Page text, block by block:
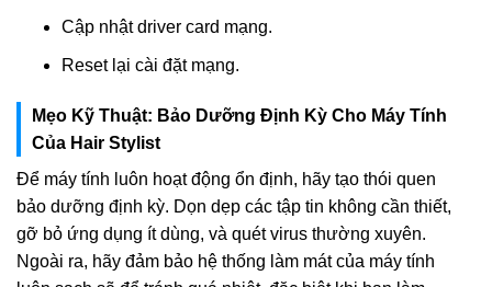
Cập nhật driver card mạng.
Reset lại cài đặt mạng.
Mẹo Kỹ Thuật: Bảo Dưỡng Định Kỳ Cho Máy Tính
Của Hair Stylist
Để máy tính luôn hoạt động ổn định, hãy tạo thói quen
bảo dưỡng định kỳ. Dọn dẹp các tập tin không cần thiết,
gỡ bỏ ứng dụng ít dùng, và quét virus thường xuyên.
Ngoài ra, hãy đảm bảo hệ thống làm mát của máy tính